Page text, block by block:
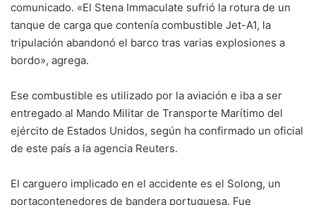
comunicado. «El Stena Immaculate sufrió la rotura de un
tanque de carga que contenía combustible Jet-A1, la
tripulación abandonó el barco tras varias explosiones a
bordo», agrega.
Ese combustible es utilizado por la aviación e iba a ser
entregado al Mando Militar de Transporte Marítimo del
ejército de Estados Unidos, según ha confirmado un oficial
de este país a la agencia Reuters.
El carguero implicado en el accidente es el Solong, un
portacontenedores de bandera portuguesa. Fue